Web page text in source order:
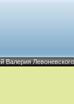
Валерия Левоневского